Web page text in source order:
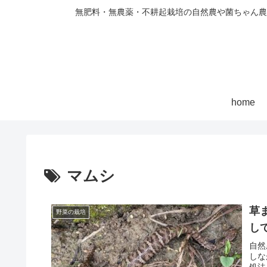
無肥料・無農薬・不耕起栽培の自然農や菌ちゃん
home
マムシ
野菜の栽培
草
し
自
し